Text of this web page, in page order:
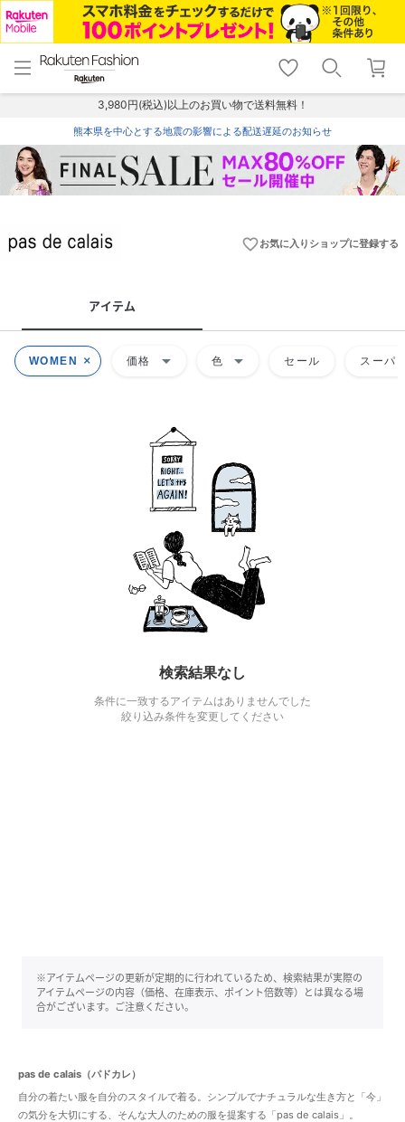
menu home
トップ
shopping_cart lock_outline
ログイン
3,980円(税込)以上のお買い物で送料無料！
熊本県を中心とする地震の影響による配送遅延のお知らせ
favorite_borderお気に入りショップに登録する
アイテム
WOMEN 価格 arrow_drop_down 色 arrow_drop_down セール スーパ
検索結果なし
条件に一致するアイテムはありませんでした
絞り込み条件を変更してください
※アイテムページの更新が定期的に行われているため、検索結果が実際の
アイテムページの内容（価格、在庫表示、ポイント倍数等）とは異なる場
合がございます。ご注意ください。
pas de calais（パドカレ）
自分の着たい服を自分のスタイルで着る。シンプルでナチュラルな生き方と「今」
の気分を大切にする、そんな大人のための服を提案する「pas de calais」。